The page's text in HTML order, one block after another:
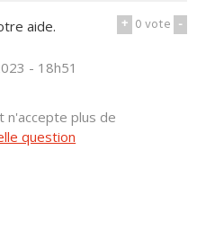
+ 0vote -
aide.
- 18h51
plus de
question